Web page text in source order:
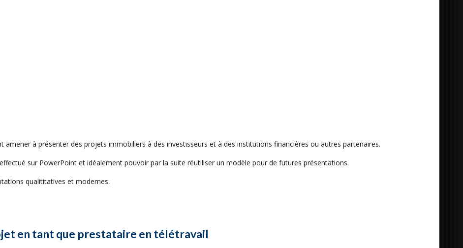
amener à présenter des projets immobiliers à des investisseurs et à des institutions financières ou autres partenaires.
sur PowerPoint et idéalement pouvoir par la suite réutiliser un modèle pour de futures présentations.
qualititatives et modernes.
en tant que prestataire en télétravail